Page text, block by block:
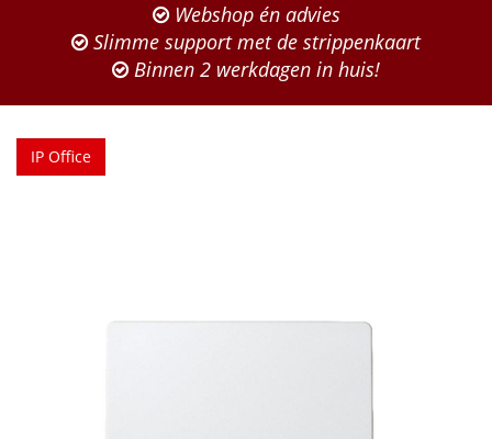
Webshop én advies
Slimme support met de strippenkaart
Binnen 2 werkdagen in huis!
IP Office